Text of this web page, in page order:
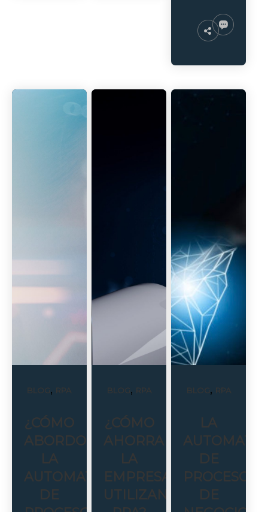
BLOG, RPA
¿CÓMO
ABORDO
LA
AUTOMATIZACIÓN
DE
BLOG, RPA
¿CÓMO
AHORRA
LA
EMPRESA
UTILIZANDO
BLOG, RPA
LA
DE
PROCESOS
DE